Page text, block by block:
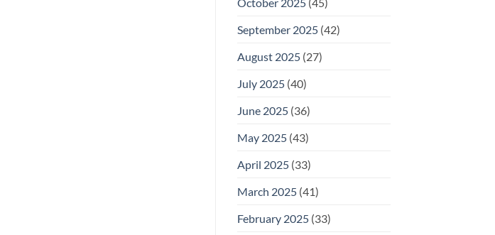
September 2025(42)
August 2025(27)
July 2025(40)
June 2025(36)
May 2025(43)
April 2025(33)
March 2025(41)
February 2025(33)